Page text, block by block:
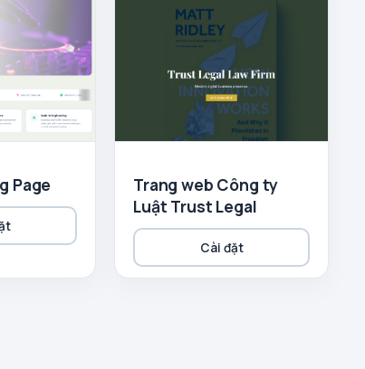
Page
Trang web Công ty
Luật Trust Legal
Cài đặt